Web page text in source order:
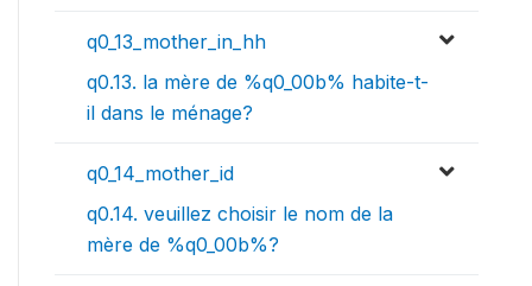
q0_13_mother_in_hh
q0.13. la mère de %q0_00b% habite-t-
il dans le ménage?
q0_14_mother_id
q0.14. veuillez choisir le nom de la
mère de %q0_00b%?